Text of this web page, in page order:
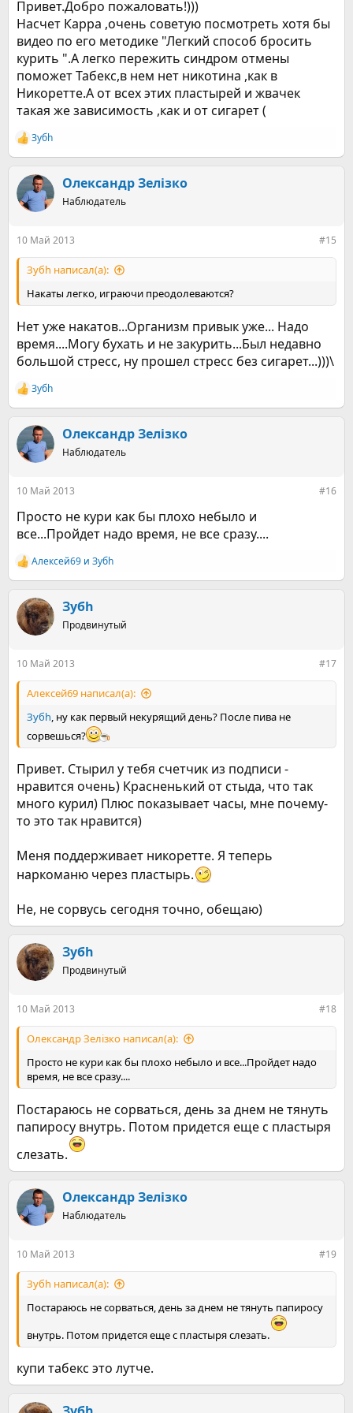
Печально, чо!
Люди делают ставку на силу воли и какого-то Карра. У
каждого свой способ отказа.
Поел кашки с молоком, купил пивка, вечером буду
праздновать под суп с пивом это дело. Первый день без
сигарет - звучит приятно так.
Привет.Добро пожаловать!)))
Насчет Карра ,очень советую посмотреть хотя бы
видео по его методике "Легкий способ бросить
курить ".А легко пережить синдром отмены
поможет Табекс,в нем нет никотина ,как в
Никоретте.А от всех этих пластырей и жвачек
такая же зависимость ,как и от сигарет (
Р
е
к
ц
и
Зубh
Олександр Зелізко
Наблюдатель
10 Май 2013 #15
Зубh написал(а):
Накаты легко, играючи преодолеваются?
Нет уже накатов...Организм привык уже... Надо
время....Могу бухать и не закурить...Был недавно
большой стресс, ну прошел стресс без сигарет...)))\
Р
е
к
ц
и
Зубh
Олександр Зелізко
Наблюдатель
10 Май 2013 #16
Просто не кури как бы плохо небыло и
все...Пройдет надо время, не все сразу....
Р
е
к
ц
и
Алексей69 и Зубh
Зубh
Продвинутый
10 Май 2013 #17
Алексей69 написал(а):
Зубh, ну как первый некурящий день? После пива не
сорвешься?
Привет. Стырил у тебя счетчик из подписи -
нравится очень) Красненький от стыда, что так
много курил) Плюс показывает часы, мне почему-
то это так нравится)
Меня поддерживает никоретте. Я теперь
наркоманю через пластырь.
Не, не сорвусь сегодня точно, обещаю)
Зубh
Продвинутый
10 Май 2013 #18
Олександр Зелізко написал(а):
Просто не кури как бы плохо небыло и все...Пройдет надо
время, не все сразу....
Постараюсь не сорваться, день за днем не тянуть
папиросу внутрь. Потом придется еще с пластыря
слезать.
Олександр Зелізко
Наблюдатель
10 Май 2013 #19
Зубh написал(а):
Постараюсь не сорваться, день за днем не тянуть папиросу
внутрь. Потом придется еще с пластыря слезать.
купи табекс это лутче.